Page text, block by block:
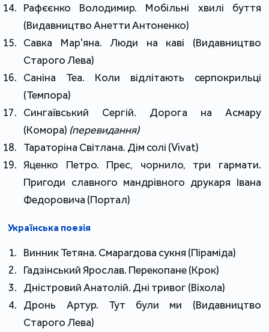
Рафєєнко Володимир. Мобільні хвилі буття
(Видавництво Анетти Антоненко)
Савка Мар'яна. Люди на каві (Видавництво
Старого Лева)
Саніна Теа. Коли відлітають серпокрильці
(Темпора)
Сингаївський Сергій. Дорога на Асмару
(Комора) (перевидання)
Тараторіна Світлана. Дім солі (Vivat)
Яценко Петро. Прес, чорнило, три гармати.
Пригоди славного мандрівного друкаря Івана
Федоровича (Портал)
Українська поезія
Винник Тетяна. Смарагдова сукня (Піраміда)
Гадзінський Ярослав. Перекопане (Крок)
Дністровий Анатолій. Дні тривог (Віхола)
Дронь Артур. Тут були ми (Видавництво
Старого Лева)